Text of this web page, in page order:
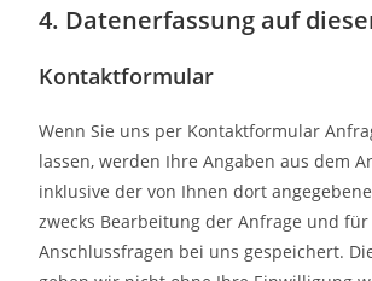
4. Datenerfassung auf
Kontaktformular
Wenn Sie uns per Kontaktformular
lassen, werden Ihre Angaben aus dem
inklusive der von Ihnen dort
zwecks Bearbeitung der Anfrage und für
Anschlussfragen bei uns gespeichert.